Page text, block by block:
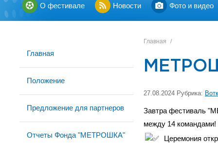
О фестивале Новости Фото и видео
Главная
Положение
Предложение для партнеров
Отчеты Фонда "МЕТРОШКА"
Главная /
27.08.2024 Рубрика:
Завтра фестиваль
между 14 командами!
Церемония